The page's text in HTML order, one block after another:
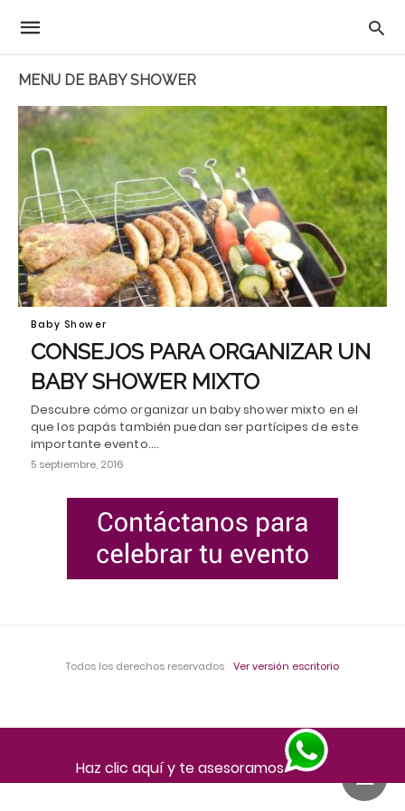
MENU DE BABY SHOWER
Baby Shower
CONSEJOS PARA ORGANIZAR UN
BABY SHOWER MIXTO
Descubre cómo organizar un baby shower mixto en el
que los papás también puedan ser partícipes de este
importante evento.…
5 septiembre, 2016
Todos los derechos reservados Ver versión escritorio
Haz clic aquí y te asesoramos